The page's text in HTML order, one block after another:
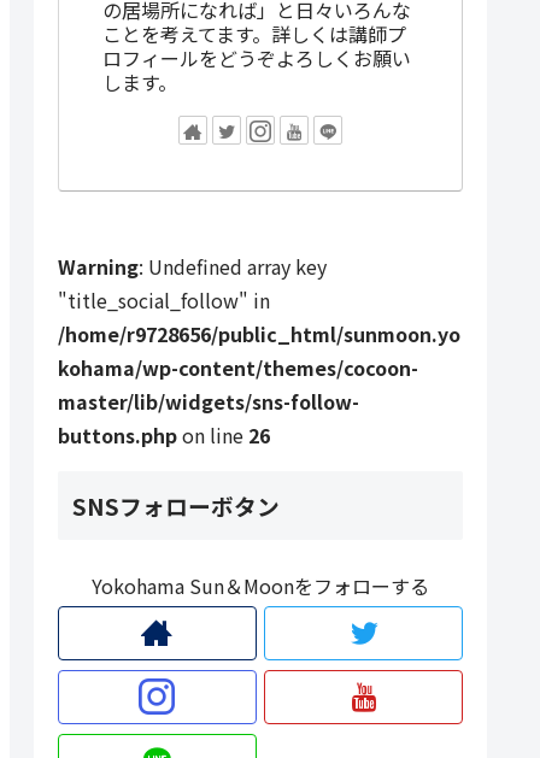
の居場所になれば」と日々いろんな
ことを考えてます。詳しくは講師プ
ロフィールをどうぞよろしくお願い
します。
Warning: Undefined array key
"title_social_follow" in
/home/r9728656/public_html/sunmoon.yo
kohama/wp-content/themes/cocoon-
master/lib/widgets/sns-follow-
buttons.phpon line 26
SNSフォローボタン
Yokohama Sun＆Moonをフォローする